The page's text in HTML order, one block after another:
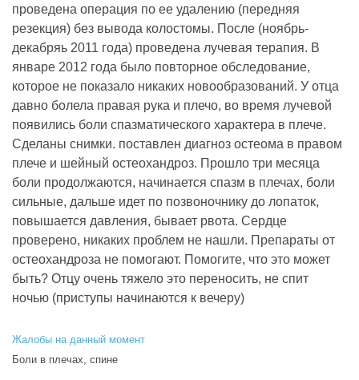
проведена операция по ее удалению (передняя
резекция) без вывода колостомы. После (ноябрь-
декабряь 2011 года) проведена лучевая терапия. В
январе 2012 года было повторное обследование,
которое не показало никаких новообразований. У отца
давно болела правая рука и плечо, во время лучевой
появились боли спазматического характера в плече.
Сделаны снимки. поставлен диагноз остеома в правом
плече и шейный остеохандроз. Прошло три месяца
боли продолжаются, начинается спазм в плечах, боли
сильные, дальше идет по позвоночнику до лопаток,
повышается давления, бывает рвота. Сердце
проверено, никаких проблем не нашли. Препараты от
остеохандроза не помогают. Помогите, что это может
быть? Отцу очень тяжело это переносить, не спит
ночью (приступы начинаются к вечеру)
Жалобы на данный момент
Боли в плечах, спине